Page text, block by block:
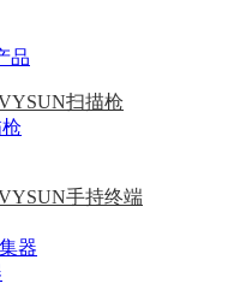
品
扫描枪
手持终端
器